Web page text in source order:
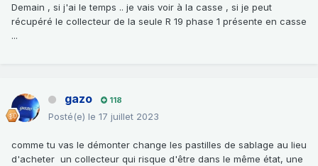
Demain , si j'ai le temps .. je vais voir à la casse , si je peut
récupéré le collecteur de la seule R 19 phase 1 présente en casse
...
gazo 118
Posté(e) le 17 juillet 2023
comme tu vas le démonter change les pastilles de sablage au lieu
d'acheter un collecteur qui risque d'être dans le même état, une